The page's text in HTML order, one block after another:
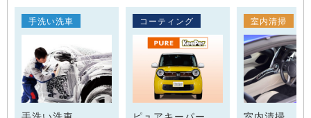
手洗い洗車 コーティング 室内清掃